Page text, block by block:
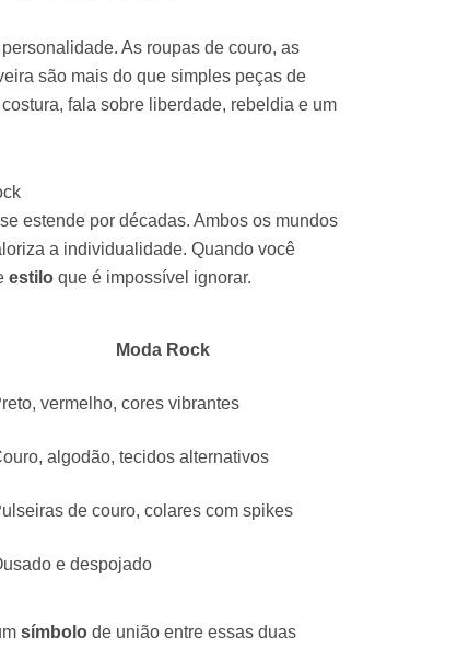
As roupas de couro, as
são mais do que simples peças de
fala sobre liberdade, rebeldia e um
estende por décadas. Ambos os mundos
a individualidade. Quando você
estilo que é impossível ignorar.
Moda Rock
vermelho, cores vibrantes
algodão, tecidos alternativos
de couro, colares com spikes
e despojado
símbolo de união entre essas duas